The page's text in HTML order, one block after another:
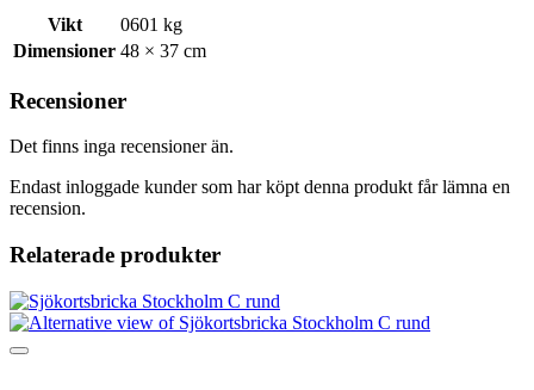
Vikt
0601 kg
Dimensioner 48 × 37 cm
Recensioner
Det finns inga recensioner än.
Endast inloggade kunder som har köpt denna produkt får lämna en
recension.
Relaterade produkter